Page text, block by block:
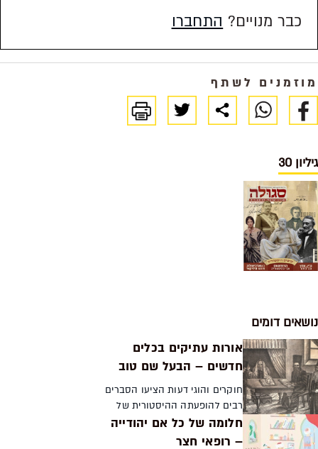
כבר מנויים? התחברו
מוזמנים לשתף
גיליון 30
נושאים דומים
אורות עתיקים בכלים
חדשים – הבעל שם טוב
חוקרים והוגי דעות הציעו הסברים
רבים להופעתה ההיסטורית של
תנועת החסידות במקביל לעליית
המודרניות. בחינת מקורות
חלומה של כל אם יהודייה
– רופאי חצר